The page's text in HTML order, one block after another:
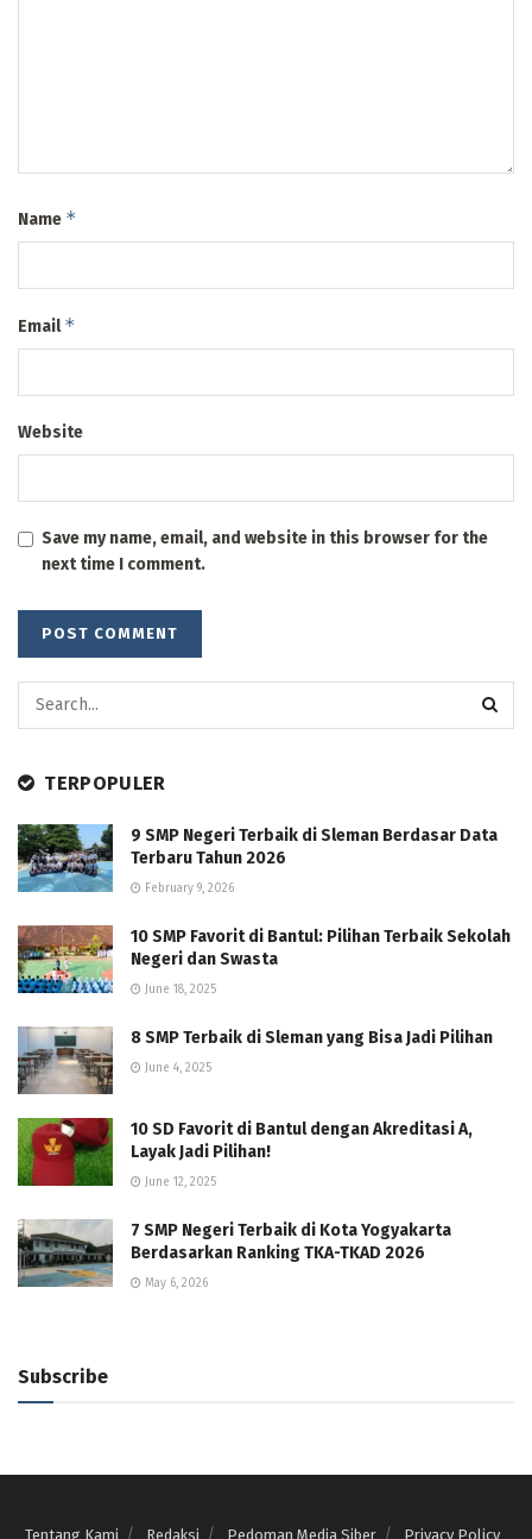
Name *
Email*
Website
Save my name, email, and website in this browser for the
next time I comment.
TERPOPULER
9 SMP Negeri Terbaik di Sleman Berdasar Data
Terbaru Tahun 2026
February 9, 2026
10 SMP Favorit di Bantul: Pilihan Terbaik Sekolah
Negeri dan Swasta
June 18, 2025
8 SMP Terbaik di Sleman yang Bisa Jadi Pilihan
June 4, 2025
10 SD Favorit di Bantul dengan Akreditasi A,
Layak Jadi Pilihan!
June 12, 2025
7 SMP Negeri Terbaik di Kota Yogyakarta
Berdasarkan Ranking TKA-TKAD 2026
May 6, 2026
Subscribe
Tentang Kami Redaksi Pedoman Media Siber Privacy Policy